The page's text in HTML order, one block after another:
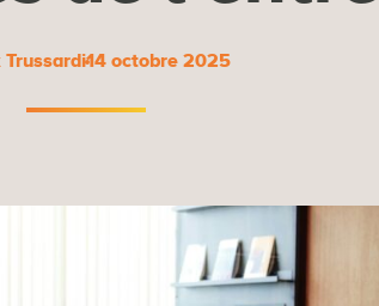
Trussardi14 octobre 2025